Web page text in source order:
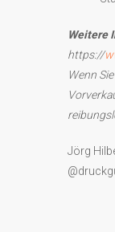
Weitere
https://
Wenn
Jörg